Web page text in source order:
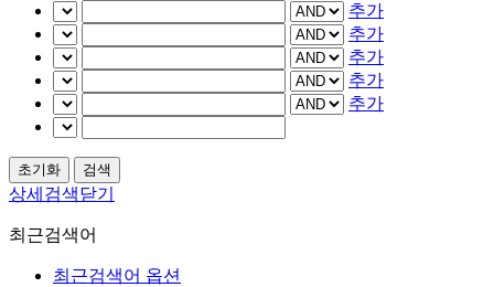
추가
추가
추가
추가
추가
상세검색닫기
최근검색어
최근검색어 옵션